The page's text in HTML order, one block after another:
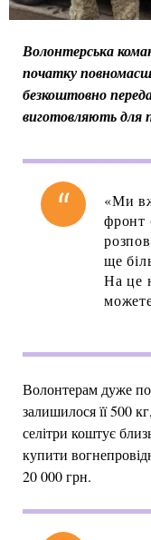
Волонтерська
початку
безкоштовно
виготовляють для
«Ми
фронт
ще
На це
Волонтерам дуже
залишилося її 500
селітри коштує
купити
20 000 грн.